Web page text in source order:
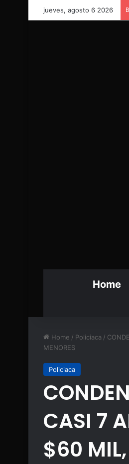
jueves, agosto 6 2026
Home
Home / Policiaca /
MENORES
Policiaca
CASI 7
$60 MIL,